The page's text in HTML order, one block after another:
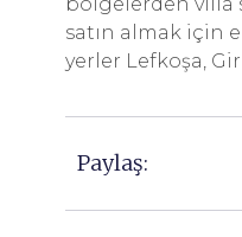
satın almak için
yerler Lefkoşa,
Paylaş: